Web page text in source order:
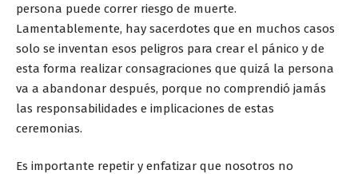
persona puede correr riesgo de muerte.
Lamentablemente, hay sacerdotes que en muchos casos
solo se inventan esos peligros para crear el pánico y de
esta forma realizar consagraciones que quizá la persona
va a abandonar después, porque no comprendió jamás
las responsabilidades e implicaciones de estas
ceremonias.
Es importante repetir y enfatizar que nosotros no